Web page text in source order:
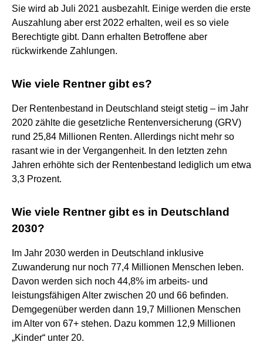
Sie wird ab Juli 2021 ausbezahlt. Einige werden die erste
Auszahlung aber erst 2022 erhalten, weil es so viele
Berechtigte gibt. Dann erhalten Betroffene aber
rückwirkende Zahlungen.
Wie viele Rentner gibt es?
Der Rentenbestand in Deutschland steigt stetig – im Jahr
2020 zählte die gesetzliche Rentenversicherung (GRV)
rund 25,84 Millionen Renten. Allerdings nicht mehr so
rasant wie in der Vergangenheit. In den letzten zehn
Jahren erhöhte sich der Rentenbestand lediglich um etwa
3,3 Prozent.
Wie viele Rentner gibt es in Deutschland
2030?
Im Jahr 2030 werden in Deutschland inklusive
Zuwanderung nur noch 77,4 Millionen Menschen leben.
Davon werden sich noch 44,8% im arbeits- und
leistungsfähigen Alter zwischen 20 und 66 befinden.
Demgegenüber werden dann 19,7 Millionen Menschen
im Alter von 67+ stehen. Dazu kommen 12,9 Millionen
„Kinder“ unter 20.